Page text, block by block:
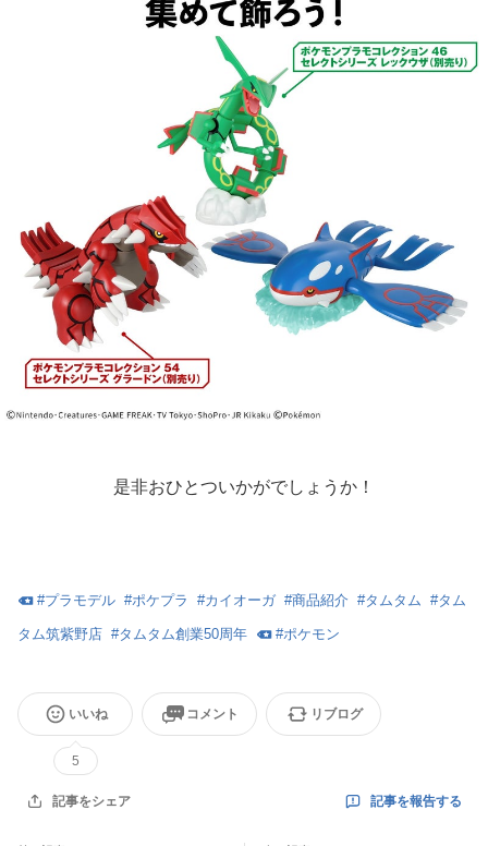
是非おひとついかがでしょうか！
#プラモデル #ポケプラ #カイオーガ #商品紹介 #タムタム #タム
タム筑紫野店 #タムタム創業50周年 #ポケモン
いいね
5
コメント リブログ
記事をシェア 記事を報告する